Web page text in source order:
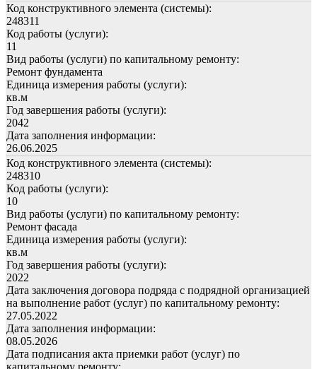
Код конструктивного элемента (системы):
248311
Код работы (услуги):
11
Вид работы (услуги) по капитальному ремонту:
Ремонт фундамента
Единица измерения работы (услуги):
кв.м
Год завершения работы (услуги):
2042
Дата заполнения информации:
26.06.2025
Код конструктивного элемента (системы):
248310
Код работы (услуги):
10
Вид работы (услуги) по капитальному ремонту:
Ремонт фасада
Единица измерения работы (услуги):
кв.м
Год завершения работы (услуги):
2022
Дата заключения договора подряда с подрядной организацией
на выполнение работ (услуг) по капитальному ремонту:
27.05.2022
Дата заполнения информации:
08.05.2026
Дата подписания акта приемки работ (услуг) по
капитальному ремонту: